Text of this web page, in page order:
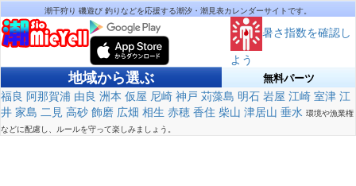
潮干狩り 磯遊び 釣りなどを応援する潮汐・潮見表カレンダーサイトです。
暑さ指数を確認し
よう
地域から選ぶ 無料パーツ
福良 阿那賀浦 由良 洲本 仮屋 尼崎 神戸 苅藻島 明石 岩屋 江崎 室津 江
井 家島 二見 高砂 飾磨 広畑 相生 赤穂 香住 柴山 津居山 垂水 環境や漁業権
などに配慮し、ルールを守って楽しみましょう。